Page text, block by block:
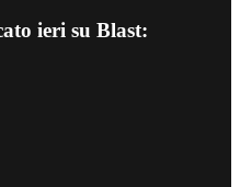
ieri su Blast: